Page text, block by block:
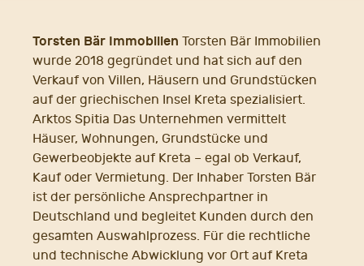
Torsten Bär Immobilien Torsten Bär Immobilien
wurde 2018 gegründet und hat sich auf den
Verkauf von Villen, Häusern und Grundstücken
auf der griechischen Insel Kreta spezialisiert.
Arktos Spitia Das Unternehmen vermittelt
Häuser, Wohnungen, Grundstücke und
Gewerbeobjekte auf Kreta – egal ob Verkauf,
Kauf oder Vermietung. Der Inhaber Torsten Bär
ist der persönliche Ansprechpartner in
Deutschland und begleitet Kunden durch den
gesamten Auswahlprozess. Für die rechtliche
und technische Abwicklung vor Ort auf Kreta